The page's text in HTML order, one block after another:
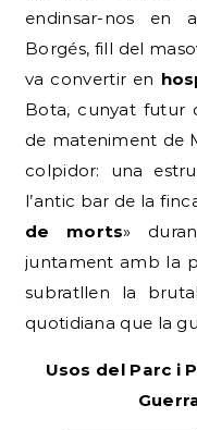
endinsar-nos en
Borgés, fill del
va convertir en
Bota, cunyat futur
de mateniment de
colpidor: una
l’antic bar de la
de morts»
juntament amb la
subratllen la
quotidiana que la
Usos del Parc i